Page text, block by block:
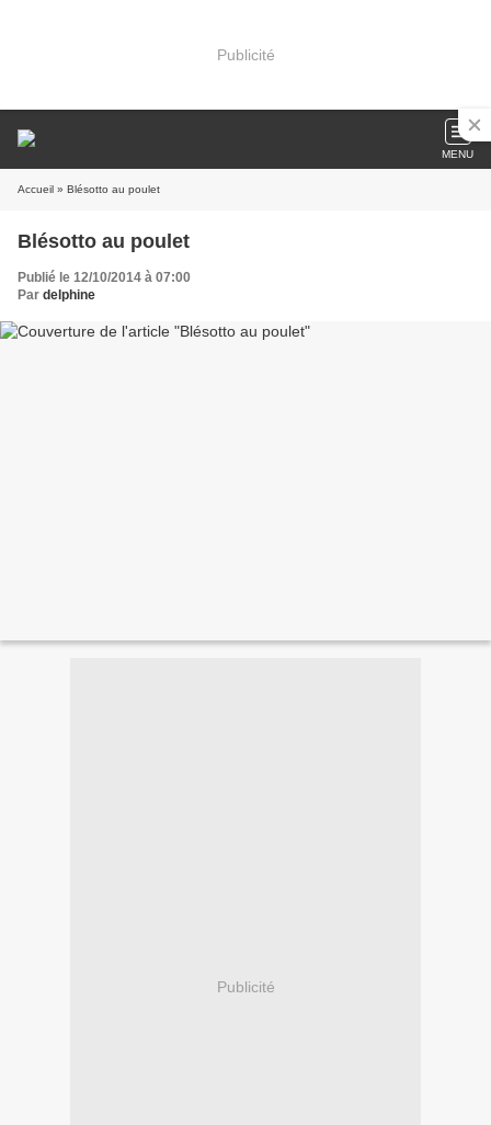
Publicité
MENU
Accueil » Blésotto au poulet
Blésotto au poulet
Publié le 12/10/2014 à 07:00
Par delphine
Publicité